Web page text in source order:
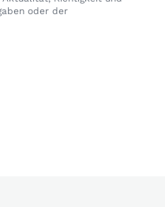
oder der